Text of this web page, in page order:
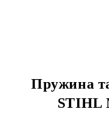
Пружина
STIHL